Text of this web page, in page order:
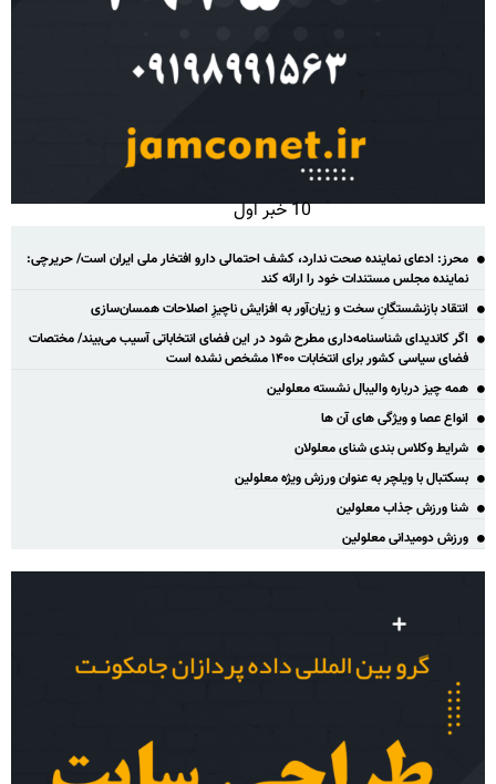
10 خبر اول
محرز: ادعای نماینده صحت ندارد، کشف احتمالی دارو افتخار ملی ایران است/ حریرچی:
نماینده مجلس مستندات خود را ارائه کند
انتقاد بازنشستگانِ سخت و زیان‌آور به افزایش ناچیزِ اصلاحات همسان‌سازی
اگر کاندیدای شناسنامه‌‎داری مطرح شود در این فضای انتخاباتی آسیب می‌بیند/ مختصات
فضای سیاسی کشور برای انتخابات ۱۴۰۰ مشخص نشده است
همه چیز درباره والیبال نشسته معلولین
انواع عصا و ویژگی های آن ها
شرایط وکلاس بندی شنای معلولان
بسکتبال با ویلچر به عنوان ورزش ویژه معلولین
شنا ورزش جذاب معلولین
ورزش دومیدانی معلولین